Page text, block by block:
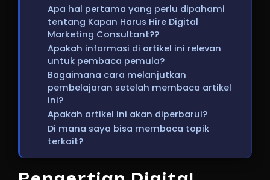
Apa hal pertama yang perlu dipahami
tentang Kapan Harus Hire Digital
Marketing Consultant??
Apakah informasi di artikel ini relevan
untuk pembaca pemula?
Bagaimana cara melanjutkan
pembelajaran setelah membaca artikel
ini?
Apakah artikel ini akan diperbarui?
Di mana saya bisa membaca topik
terkait?